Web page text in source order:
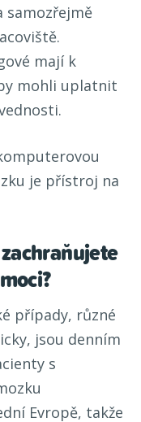
mají k
mohli uplatnit
je přístroj na
případy, různé
jsou denním
s
Evropě, takže